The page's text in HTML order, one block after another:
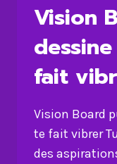
Vision
fait
Vision Board
te fait vibrer
des